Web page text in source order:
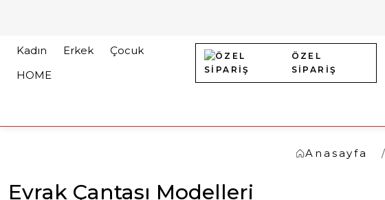
Kadın Erkek
Çocuk
HOME
ÖZEL
SİPARİŞ
Anasayfa
Evrak Çantası Modelleri